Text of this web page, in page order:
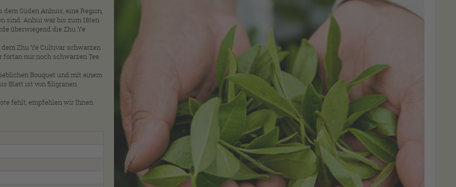
Süden Anhuis, eine Region,
sind. Anhui war bis zum 18ten
überwiegend die Zhu Ye
dem Zhu Ye Cultivar schwarzen
fortan nur noch schwarzen Tee
Bouquet und mit einem
Blatt ist von filigranen
fehlt, empfehlen wir Ihnen